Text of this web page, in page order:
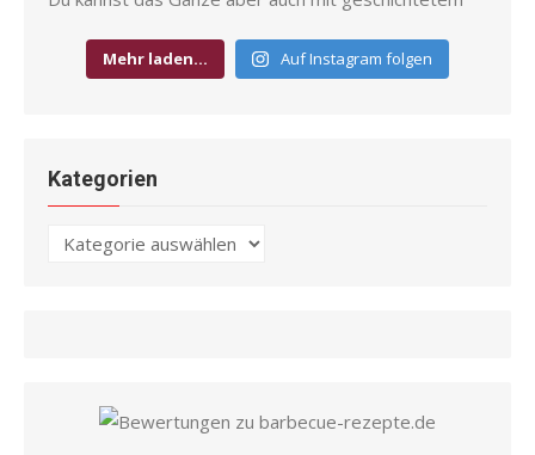
Mehr laden… Auf Instagram folgen
Kategorien
Kategorien